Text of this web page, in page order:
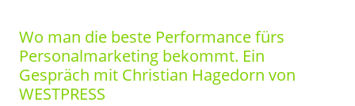
Wo man die beste Performance fürs
Personalmarketing bekommt. Ein
Gespräch mit Christian Hagedorn von
WESTPRESS